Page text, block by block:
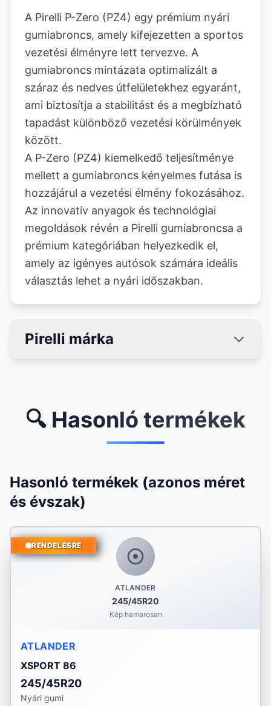
A Pirelli P-Zero (PZ4) egy prémium nyári
gumiabroncs, amely kifejezetten a sportos
vezetési élményre lett tervezve. A
gumiabroncs mintázata optimalizált a
száraz és nedves útfelületekhez egyaránt,
ami biztosítja a stabilitást és a megbízható
tapadást különböző vezetési körülmények
között.
A P-Zero (PZ4) kiemelkedő teljesítménye
mellett a gumiabroncs kényelmes futása is
hozzájárul a vezetési élmény fokozásához.
Az innovatív anyagok és technológiai
megoldások révén a Pirelli gumiabroncsa a
prémium kategóriában helyezkedik el,
amely az igényes autósok számára ideális
választás lehet a nyári időszakban.
Pirelli márka
🔍 Hasonló termékek
Hasonló termékek (azonos méret
és évszak)
ATLANDER
245/45R20
Kép hamarosan
RENDELÉSRE
ATLANDER
XSPORT 86
245/45R20
Nyári gumi